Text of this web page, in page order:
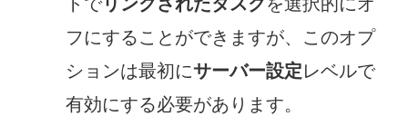
フにすることができますが、このオプ
ションは最初にサーバー設定レベルで
有効にする必要があります。